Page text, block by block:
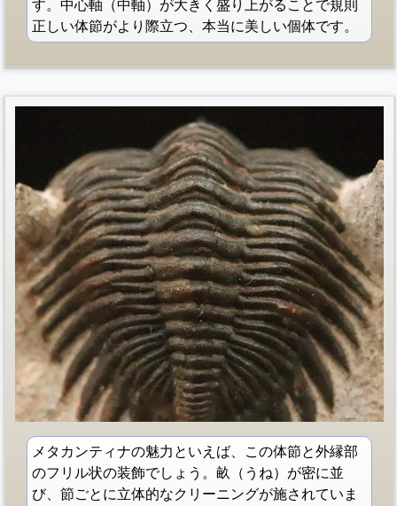
す。中心軸（中軸）が大きく盛り上がることで規則
正しい体節がより際立つ、本当に美しい個体です。
メタカンティナの魅力といえば、この体節と外縁部
のフリル状の装飾でしょう。畝（うね）が密に並
び、節ごとに立体的なクリーニングが施されていま